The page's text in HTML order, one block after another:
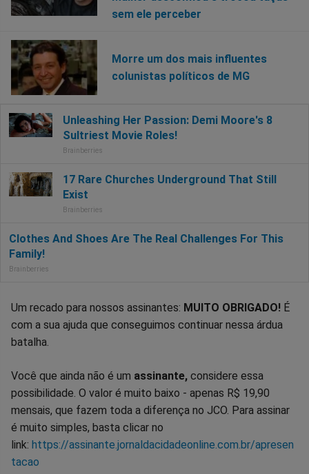
sem ele perceber
Morre um dos mais influentes
colunistas políticos de MG
Um recado para nossos assinantes: MUITO OBRIGADO! É
com a sua ajuda que conseguimos continuar nessa árdua
batalha.
Você que ainda não é um assinante, considere essa
possibilidade. O valor é muito baixo - apenas R$ 19,90
mensais, que fazem toda a diferença no JCO. Para assinar
é muito simples, basta clicar no
link: https://assinante.jornaldacidadeonline.com.br/apresen
tacao